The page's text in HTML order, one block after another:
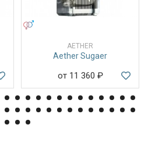
AETHER
Aether Sugaer
от 11 360 ₽